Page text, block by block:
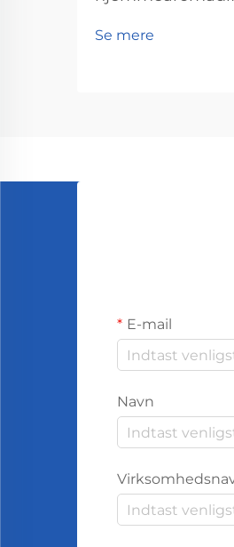
Se mere
E-mail
Navn